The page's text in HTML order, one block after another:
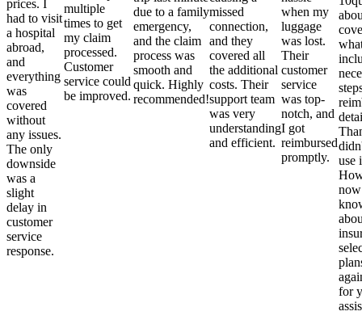
prices. I
had to visit
a hospital
abroad,
and
everything
was
covered
without
any issues.
The only
downside
was a
slight
delay in
customer
service
response.
multiple
times to get
my claim
processed.
Customer
service could
be improved.
due to a family
emergency,
and the claim
process was
smooth and
quick. Highly
recommended!
missed
connection,
and they
covered all
the additional
costs. Their
support team
was very
understanding
and efficient.
when my
luggage
was lost.
Their
customer
service
was top-
notch, and
I got
reimbursed
promptly.
use
for